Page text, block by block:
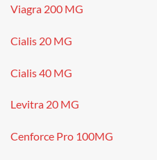
Viagra 200 MG
Cialis 20 MG
Cialis 40 MG
Levitra 20 MG
Cenforce Pro 100MG